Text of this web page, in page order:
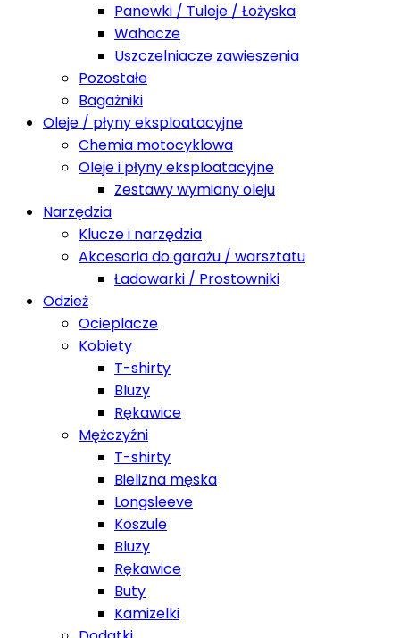
Panewki / Tuleje / Łożyska
Wahacze
Uszczelniacze zawieszenia
Pozostałe
Bagażniki
Oleje / płyny eksploatacyjne
Chemia motocyklowa
Oleje i płyny eksploatacyjne
Zestawy wymiany oleju
Narzędzia
Klucze i narzędzia
Akcesoria do garażu / warsztatu
Ładowarki / Prostowniki
Odzież
Ocieplacze
Kobiety
T-shirty
Bluzy
Rękawice
Mężczyźni
T-shirty
Bielizna męska
Longsleeve
Koszule
Bluzy
Rękawice
Buty
Kamizelki